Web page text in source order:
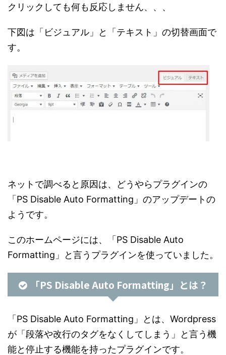
クリックしても何も反応しません、、、
下図は「ビジュアル」と「テキスト」の切替画面で
す。
ネットで調べると原因は、どうやらプラグインの
「PS Disable Auto Formatting」のアップデートの
ようです。
このホームページには、「PS Disable Auto
Formatting」と言うプラグインを使っていました。
「PS Disable Auto Formatting」とは？
「PS Disable Auto Formatting」とは、Wordpress
が「段落や改行のタグをなくしてしまう」と言う機
能と停止する機能を持ったプラグインです。